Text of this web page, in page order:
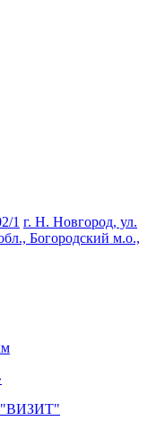
1 г. Н. Новгород, ул.
Богородский м.о.,
"ВИЗИТ"